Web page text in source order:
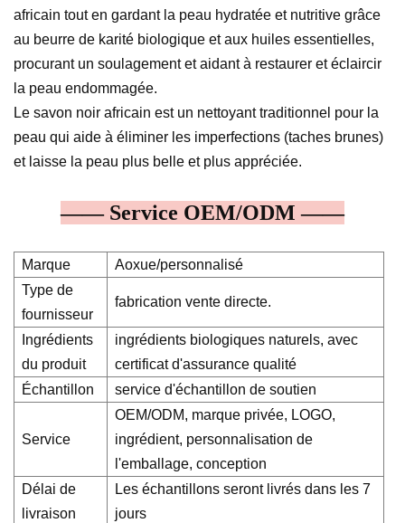
africain tout en gardant la peau hydratée et nutritive grâce
au beurre de karité biologique et aux huiles essentielles,
procurant un soulagement et aidant à restaurer et éclaircir
la peau endommagée.
Le savon noir africain est un nettoyant traditionnel pour la
peau qui aide à éliminer les imperfections (taches brunes)
et laisse la peau plus belle et plus appréciée.
—— Service OEM/ODM ——
Marque
Aoxue/personnalisé
Type de
fournisseur
fabrication vente directe.
Ingrédients
du produit
ingrédients biologiques naturels, avec
certificat d'assurance qualité
Échantillon
service d'échantillon de soutien
Service
OEM/ODM, marque privée, LOGO,
ingrédient, personnalisation de
l'emballage, conception
Délai de
livraison
Les échantillons seront livrés dans les 7
jours